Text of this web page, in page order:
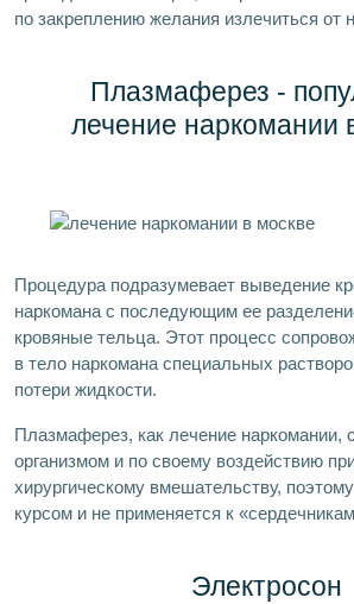
по закреплению желания излечиться от
Плазмаферез -
лечение наркомании
Процедура подразумевает выведение
наркомана с последующим ее
кровяные тельца. Этот процесс
в тело наркомана специальных
потери жидкости.
Плазмаферез, как лечение наркомании,
организмом и по своему воздействию
хирургическому вмешательству,
курсом и не применяется к
Электросон